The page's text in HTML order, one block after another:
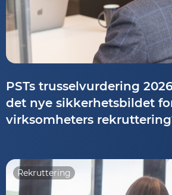
PSTs trusselvurdering
det nye sikkerhetsbildet
virksomheters
Rekruttering